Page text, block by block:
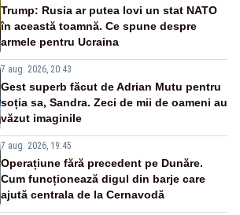
Trump: Rusia ar putea lovi un stat NATO
în această toamnă. Ce spune despre
armele pentru Ucraina
7 aug. 2026, 20:43
Gest superb făcut de Adrian Mutu pentru
soția sa, Sandra. Zeci de mii de oameni au
văzut imaginile
7 aug. 2026, 19:45
Operațiune fără precedent pe Dunăre.
Cum funcționează digul din barje care
ajută centrala de la Cernavodă